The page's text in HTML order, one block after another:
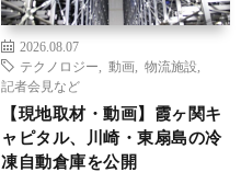
2026.08.07
テクノロジー
動画 物流施設
記者会見など
【現地取材・動画】霞ヶ関キ
ャピタル、川崎・東扇島の冷
凍自動倉庫を公開